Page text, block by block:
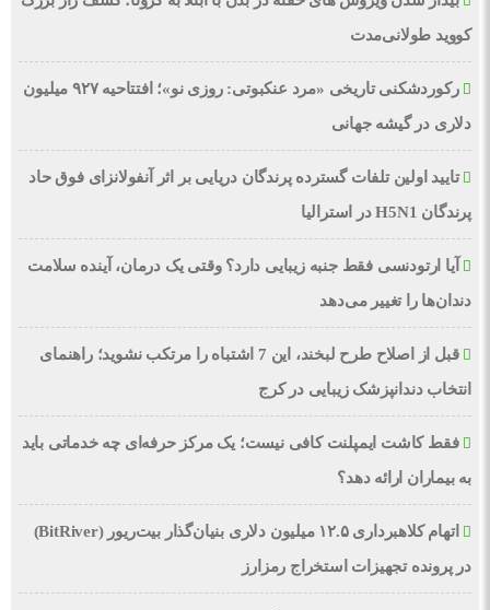
کووید طولانی‌مدت
رکوردشکنی تاریخی «مرد عنکبوتی: روزی نو»؛ افتتاحیه ۹۲۷ میلیون
دلاری در گیشه جهانی
تایید اولین تلفات گسترده پرندگان دریایی بر اثر آنفولانزای فوق حاد
پرندگان H5N1 در استرالیا
آیا ارتودنسی فقط جنبه زیبایی دارد؟ وقتی یک درمان، آینده سلامت
دندان‌ها را تغییر می‌دهد
قبل از اصلاح طرح لبخند، این 7 اشتباه را مرتکب نشوید؛ راهنمای
انتخاب دندانپزشک زیبایی در کرج
فقط کاشت ایمپلنت کافی نیست؛ یک مرکز حرفه‌ای چه خدماتی باید
به بیماران ارائه دهد؟
اتهام کلاهبرداری ۱۲.۵ میلیون دلاری بنیان‌گذار بیت‌ریور (BitRiver)
در پرونده تجهیزات استخراج رمزارز